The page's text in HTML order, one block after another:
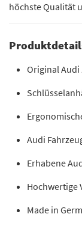
höchste Qualität
Original
Audi
Erhabene
Hochwertige
Made in